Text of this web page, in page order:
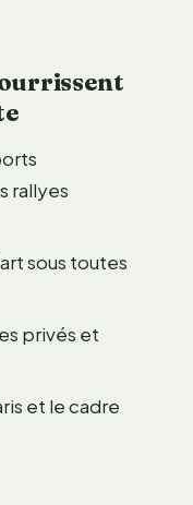
rallyes
sous toutes
privés et
et le cadre